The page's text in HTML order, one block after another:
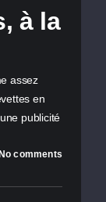
à la
assez
en
publicité
comments